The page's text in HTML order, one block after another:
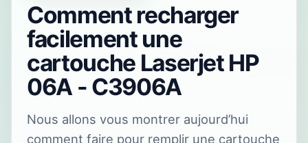
Comment recharger
facilement une
cartouche Laserjet HP
06A - C3906A
Nous allons vous montrer aujourd’hui
comment faire pour remplir une cartouche